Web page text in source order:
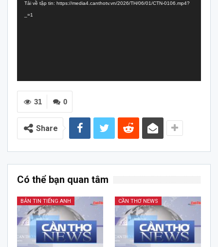
Video
Tải về tập tin: https://media4.canthotv.vn/2026/TH/06/01/CTN-0106.mp4?
_=1
0
31
Share
Có thể bạn quan tâm
BẢN TIN TIẾNG ANH CẦN THƠ NEWS